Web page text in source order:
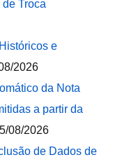
Troca
e
2026
da Nota
a partir da
08/2026
de Dados de